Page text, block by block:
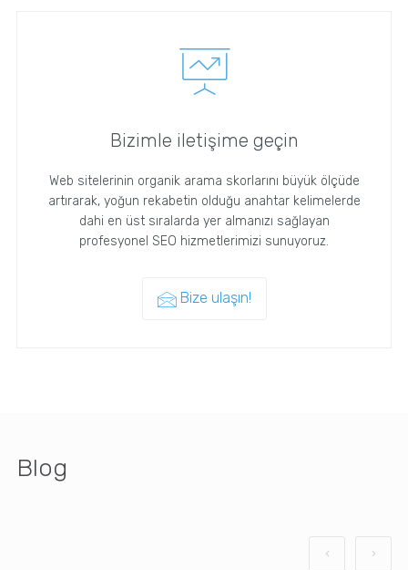
Bizimle iletişime geçin
Web sitelerinin organik arama skorlarını büyük ölçüde
artırarak, yoğun rekabetin olduğu anahtar kelimelerde
dahi en üst sıralarda yer almanızı sağlayan
profesyonel SEO hizmetlerimizi sunuyoruz.
Bize ulaşın!
Blog